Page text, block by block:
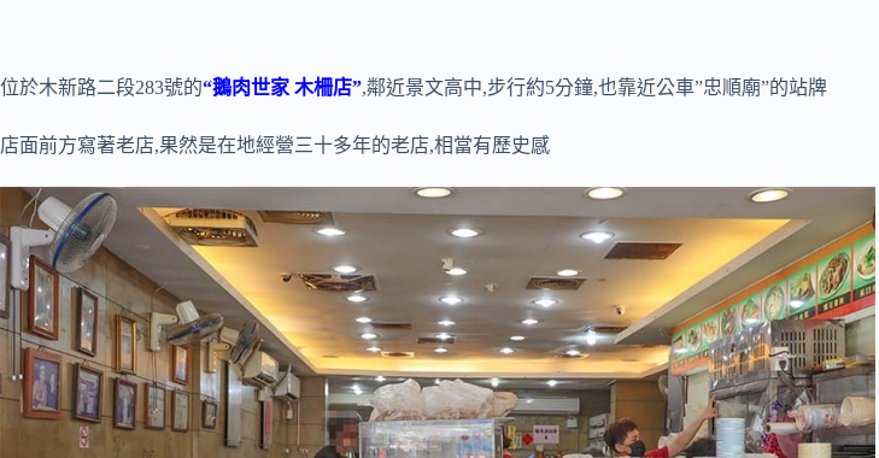
位於木新路二段283號的“鵝肉世家 木柵店”,鄰近景文高中,步行約5分鐘,也靠近公車”忠順廟”的站牌
店面前方寫著老店,果然是在地經營三十多年的老店,相當有歷史感